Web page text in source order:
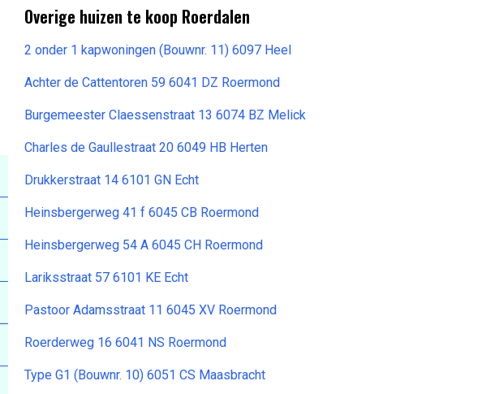
Overige huizen te koop Roerdalen
2 onder 1 kapwoningen (Bouwnr. 11) 6097 Heel
Achter de Cattentoren 59 6041 DZ Roermond
Burgemeester Claessenstraat 13 6074 BZ Melick
Charles de Gaullestraat 20 6049 HB Herten
Drukkerstraat 14 6101 GN Echt
Heinsbergerweg 41 f 6045 CB Roermond
Heinsbergerweg 54 A 6045 CH Roermond
Lariksstraat 57 6101 KE Echt
Pastoor Adamsstraat 11 6045 XV Roermond
Roerderweg 16 6041 NS Roermond
Type G1 (Bouwnr. 10) 6051 CS Maasbracht